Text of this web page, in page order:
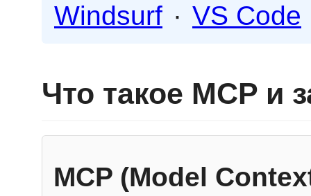
Windsurf · VS Code
Что такое MCP и
MCP (Model